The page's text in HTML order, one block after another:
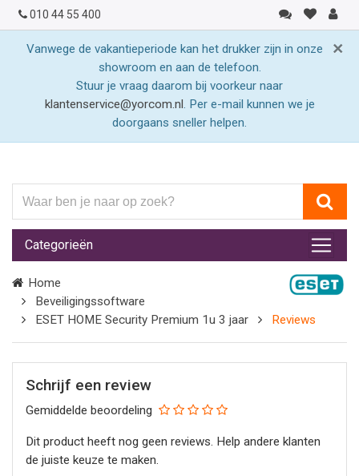
010 44 55 400
×
Vanwege de vakantieperiode kan het drukker zijn in onze
showroom en aan de telefoon.
Stuur je vraag daarom bij voorkeur naar
klantenservice@yorcom.nl. Per e-mail kunnen we je
doorgaans sneller helpen.
ben
je
naar
op
zoek?
Categorieën
Home
Beveiligingssoftware
ESET HOME Security Premium 1u 3 jaar
Reviews
Schrijf een review
Gemiddelde beoordeling
Dit product heeft nog geen reviews. Help andere klanten
de juiste keuze te maken.